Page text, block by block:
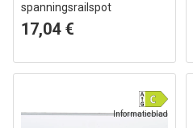
spanningsrailspot
Zwart, 1800K-3000K, incl.
lichtbron
17,04 €
Informatieblad